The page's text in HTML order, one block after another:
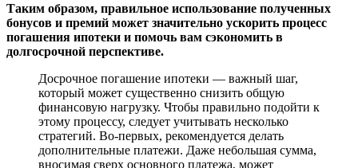
Таким образом, правильное использование полученных
бонусов и премий может значительно ускорить процесс
погашения ипотеки и помочь вам сэкономить в
долгосрочной перспективе.
Досрочное погашение ипотеки — важный шаг,
который может существенно снизить общую
финансовую нагрузку. Чтобы правильно подойти к
этому процессу, следует учитывать несколько
стратегий. Во-первых, рекомендуется делать
дополнительные платежи. Даже небольшая сумма,
вносимая сверх основного платежа, может